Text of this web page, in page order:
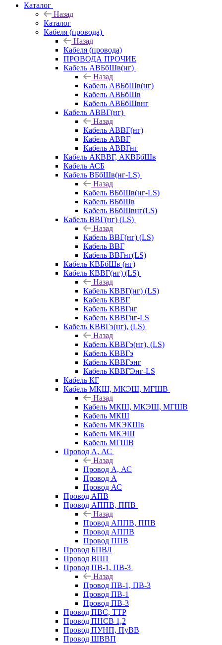
Каталог
Назад
Каталог
Кабеля (провода)
Назад
Кабеля (провода)
ПРОВОДА ПРОЧИЕ
Кабель АВБбШв(нг)
Назад
Кабель АВБбШв(нг)
Кабель АВБбШв
Кабель АВБбШвнг
Кабель АВВГ(нг)
Назад
Кабель АВВГ(нг)
Кабель АВВГ
Кабель АВВГнг
Кабель АКВВГ, АКВБбШв
Кабель АСБ
Кабель ВБбШв(нг-LS)
Назад
Кабель ВБбШв(нг-LS)
Кабель ВБбШв
Кабель ВБбШвнг(LS)
Кабель ВВГ(нг) (LS)
Назад
Кабель ВВГ(нг) (LS)
Кабель ВВГ
Кабель ВВГнг(LS)
Кабель КВБбШв (нг)
Кабель КВВГ(нг) (LS)
Назад
Кабель КВВГ(нг) (LS)
Кабель КВВГ
Кабель КВВГнг
Кабель КВВГнг-LS
Кабель КВВГэ(нг), (LS)
Назад
Кабель КВВГэ(нг), (LS)
Кабель КВВГэ
Кабель КВВГэнг
Кабель КВВГЭнг-LS
Кабель КГ
Кабель МКШ, МКЭШ, МГШВ
Назад
Кабель МКШ, МКЭШ, МГШВ
Кабель МКШ
Кабель МКЭКШв
Кабель МКЭШ
Кабель МГШВ
Провод А, АС
Назад
Провод А, АС
Провод А
Провод АС
Провод АПВ
Провод АППВ, ППВ
Назад
Провод АППВ, ППВ
Провод АППВ
Провод ППВ
Провод БПВЛ
Провод ВПП
Провод ПВ-1, ПВ-3
Назад
Провод ПВ-1, ПВ-3
Провод ПВ-1
Провод ПВ-3
Провод ПВС, ТТР
Провод ПНСВ 1,2
Провод ПУНП, ПуВВ
Провод ШВВП